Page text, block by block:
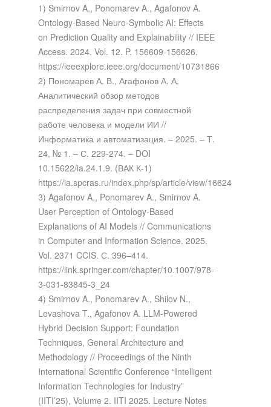
1) Smirnov A., Ponomarev A., Agafonov A.
Ontology-Based Neuro-Symbolic AI: Effects
on Prediction Quality and Explainability // IEEE
Access. 2024. Vol. 12. P. 156609-156626.
https://ieeexplore.ieee.org/document/10731866
2) Пономарев А. В., Агафонов А. А.
Аналитический обзор методов
распределения задач при совместной
работе человека и модели ИИ //
Информатика и автоматизация. – 2025. – Т.
24, № 1. – С. 229-274. – DOI
10.15622/ia.24.1.9. (ВАК К-1)
https://ia.spcras.ru/index.php/sp/article/view/16624
3) Agafonov A., Ponomarev A., Smirnov A.
User Perception of Ontology-Based
Explanations of AI Models // Communications
in Computer and Information Science. 2025.
Vol. 2371 CCIS. С. 396–414.
https://link.springer.com/chapter/10.1007/978-
3-031-83845-3_24
4) Smirnov A., Ponomarev A., Shilov N.,
Levashova T., Agafonov A. LLM-Powered
Hybrid Decision Support: Foundation
Techniques, General Architecture and
Methodology // Proceedings of the Ninth
International Scientific Conference “Intelligent
Information Technologies for Industry”
(IITI’25), Volume 2. IITI 2025. Lecture Notes